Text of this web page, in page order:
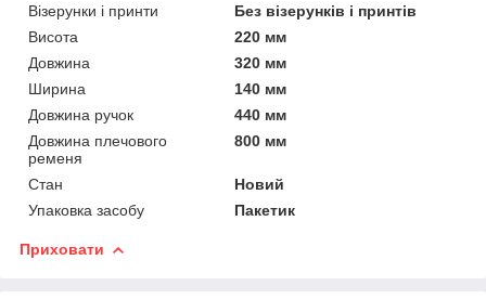
Візерунки і принти
Без візерунків і принтів
Висота
220 мм
Довжина
320 мм
Ширина
140 мм
Довжина ручок
440 мм
Довжина плечового
ременя
800 мм
Стан
Новий
Упаковка засобу
Пакетик
Приховати